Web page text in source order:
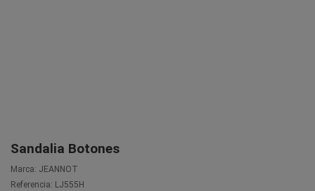
Sandalia Botones
Marca: JEANNOT
Referencia: LJ555H